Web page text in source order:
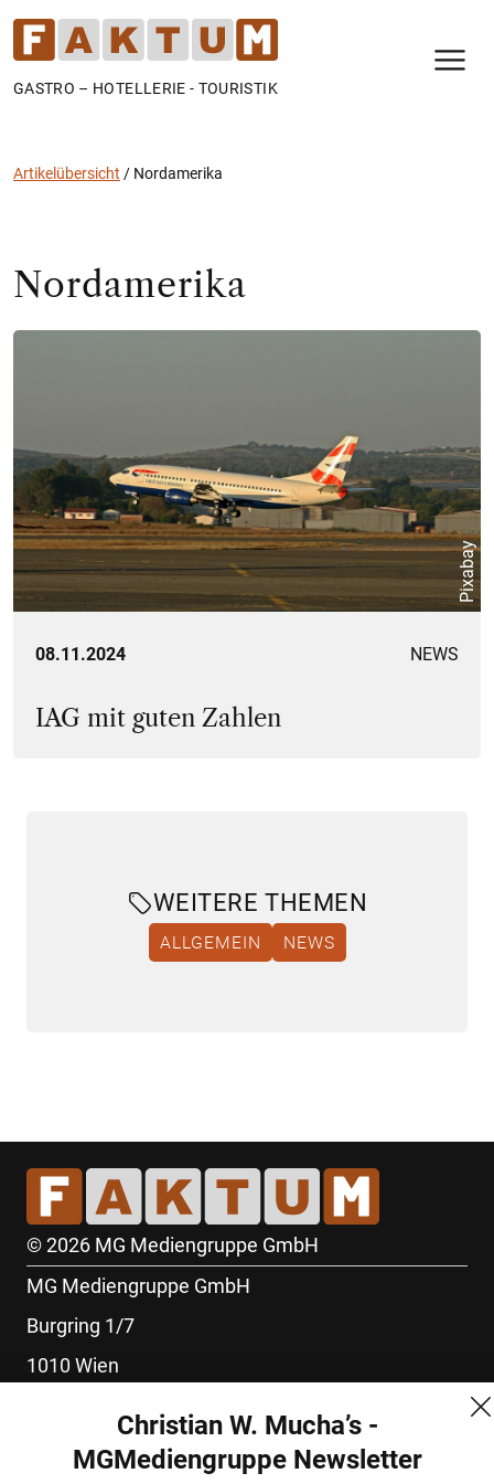
GASTRO – HOTELLERIE - TOURISTIK
Artikelübersicht / Nordamerika
Nordamerika
Pixabay
08.11.2024 NEWS
IAG mit guten Zahlen
WEITERE THEMEN
ALLGEMEIN NEWS
© 2026 MG Mediengruppe GmbH
MG Mediengruppe GmbH
Burgring 1/7
1010 Wien
office@mgmedien.at
Christian W. Mucha’s -
MGMediengruppe Newsletter